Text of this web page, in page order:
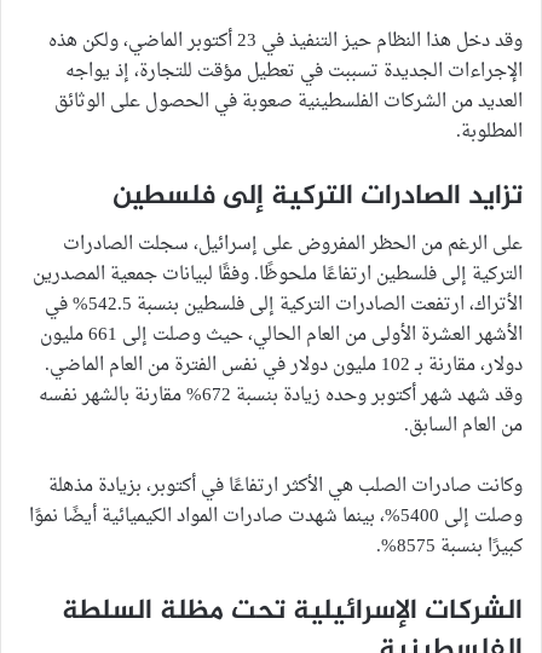
وقد دخل هذا النظام حيز التنفيذ في 23 أكتوبر الماضي، ولكن هذه
الإجراءات الجديدة تسببت في تعطيل مؤقت للتجارة، إذ يواجه
العديد من الشركات الفلسطينية صعوبة في الحصول على الوثائق
المطلوبة.
تزايد الصادرات التركية إلى فلسطين
على الرغم من الحظر المفروض على إسرائيل، سجلت الصادرات
التركية إلى فلسطين ارتفاعًا ملحوظًا. وفقًا لبيانات جمعية المصدرين
الأتراك، ارتفعت الصادرات التركية إلى فلسطين بنسبة 542.5% في
الأشهر العشرة الأولى من العام الحالي، حيث وصلت إلى 661 مليون
دولار، مقارنة بـ 102 مليون دولار في نفس الفترة من العام الماضي.
وقد شهد شهر أكتوبر وحده زيادة بنسبة 672% مقارنة بالشهر نفسه
من العام السابق.
وكانت صادرات الصلب هي الأكثر ارتفاعًا في أكتوبر، بزيادة مذهلة
وصلت إلى 5400%، بينما شهدت صادرات المواد الكيميائية أيضًا نموًا
كبيرًا بنسبة 8575%.
الشركات الإسرائيلية تحت مظلة السلطة